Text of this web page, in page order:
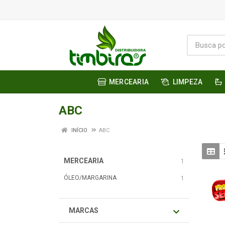
MERCEARIA LIMPEZA
ABC
INÍCIO ABC
MERCEARIA 1
ÓLEO/MARGARINA 1
MARCAS